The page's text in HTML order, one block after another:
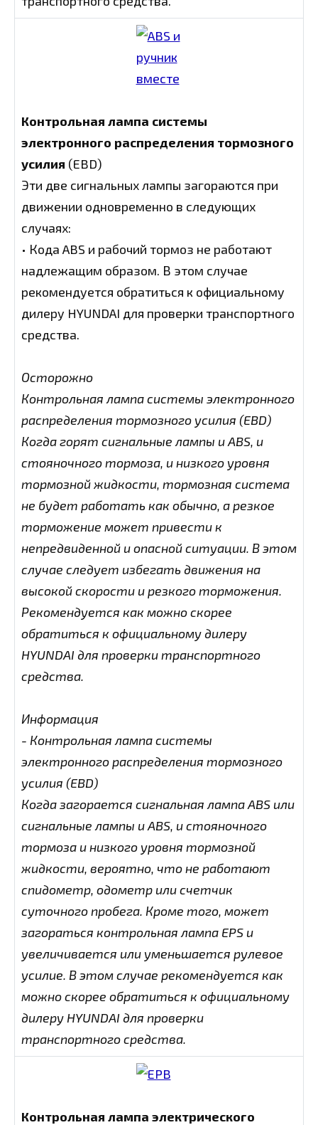
Контрольная лампа системы
электронного распределения тормозного
усилия (EBD)
Эти две сигнальных лампы загораются при
движении одновременно в следующих
случаях:
• Кода ABS и рабочий тормоз не работают
надлежащим образом. В этом случае
рекомендуется обратиться к официальному
дилеру HYUNDAI для проверки транспортного
средства.
Осторожно
Контрольная лампа системы электронного
распределения тормозного усилия (EBD)
Когда горят сигнальные лампы и ABS, и
стояночного тормоза, и низкого уровня
тормозной жидкости, тормозная система
не будет работать как обычно, а резкое
торможение может привести к
непредвиденной и опасной ситуации. В этом
случае следует избегать движения на
высокой скорости и резкого торможения.
Рекомендуется как можно скорее
обратиться к официальному дилеру
HYUNDAI для проверки транспортного
средства.
Информация
- Контрольная лампа системы
электронного распределения тормозного
усилия (EBD)
Когда загорается сигнальная лампа ABS или
сигнальные лампы и ABS, и стояночного
тормоза и низкого уровня тормозной
жидкости, вероятно, что не работают
спидометр, одометр или счетчик
суточного пробега. Кроме того, может
загораться контрольная лампа EPS и
увеличивается или уменьшается рулевое
усилие. В этом случае рекомендуется как
можно скорее обратиться к официальному
дилеру HYUNDAI для проверки
транспортного средства.
Контрольная лампа электрического